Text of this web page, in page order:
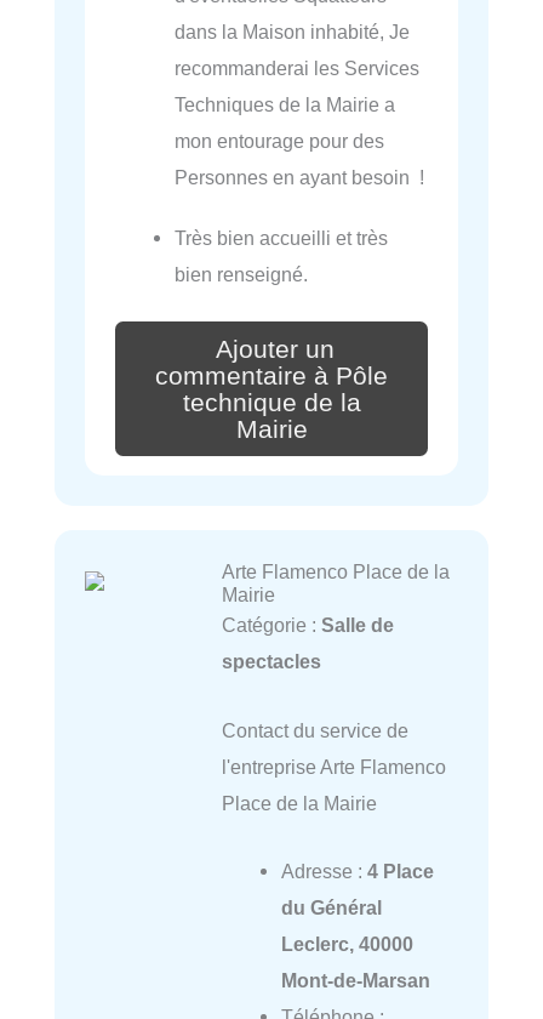
dans la Maison inhabité, Je
recommanderai les Services
Techniques de la Mairie a
mon entourage pour des
Personnes en ayant besoin !
Très bien accueilli et très
bien renseigné.
Ajouter un
commentaire à Pôle
technique de la
Mairie
Arte Flamenco Place de la
Mairie
Catégorie : Salle de
spectacles
Contact du service de
l'entreprise Arte Flamenco
Place de la Mairie
Adresse : 4 Place
du Général
Leclerc, 40000
Mont-de-Marsan